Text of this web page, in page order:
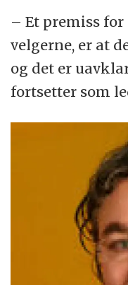
– Et premiss
velgerne, er at
og det er
fortsetter som